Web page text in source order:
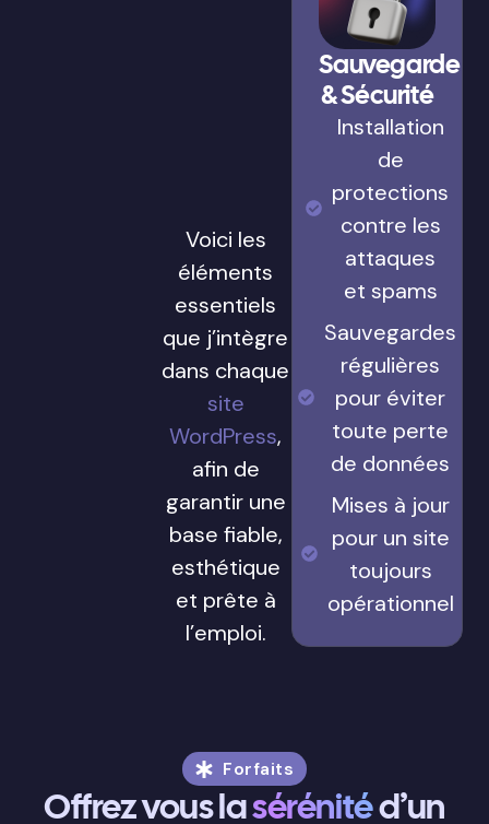
Voici les
éléments
essentiels
que j’intègre
dans chaque
site
WordPress,
afin de
garantir une
base fiable,
esthétique
et prête à
l’emploi.
Sauvegarde
& Sécurité
Installation
de
protections
contre les
attaques
et spams
Sauvegardes
régulières
pour éviter
toute perte
de données
Mises à jour
pour un site
toujours
opérationnel
Forfaits
Offrez vous lasérénitéd’un